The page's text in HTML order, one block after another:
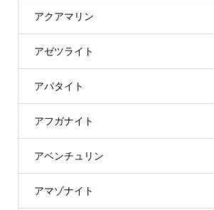
アクアマリン
アゼツライト
アパタイト
アフガナイト
アベンチュリン
アマゾナイト